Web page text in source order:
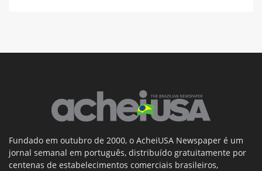
Fundado em outubro de 2000, o AcheiUSA Newspaper é um
jornal semanal em português, distribuído gratuitamente por
centenas de estabelecimentos comerciais brasileiros,